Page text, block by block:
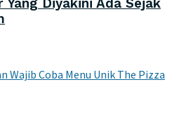
Yang Diyakini Ada Sejak